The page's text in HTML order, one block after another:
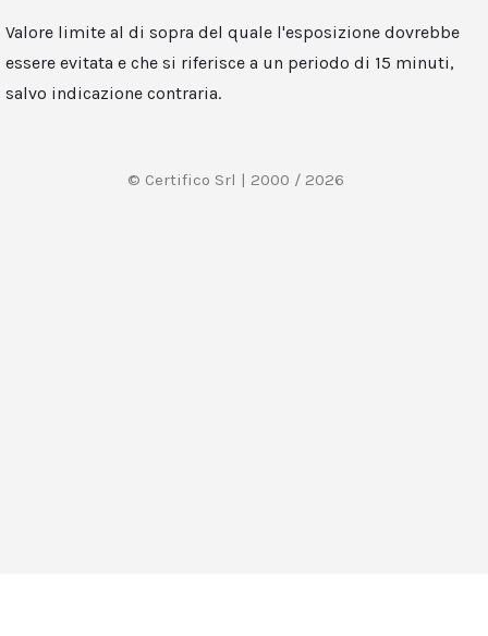
Valore limite al di sopra del quale l'esposizione dovrebbe
essere evitata e che si riferisce a un periodo di 15 minuti,
salvo indicazione contraria.
© Certifico Srl | 2000 / 2026